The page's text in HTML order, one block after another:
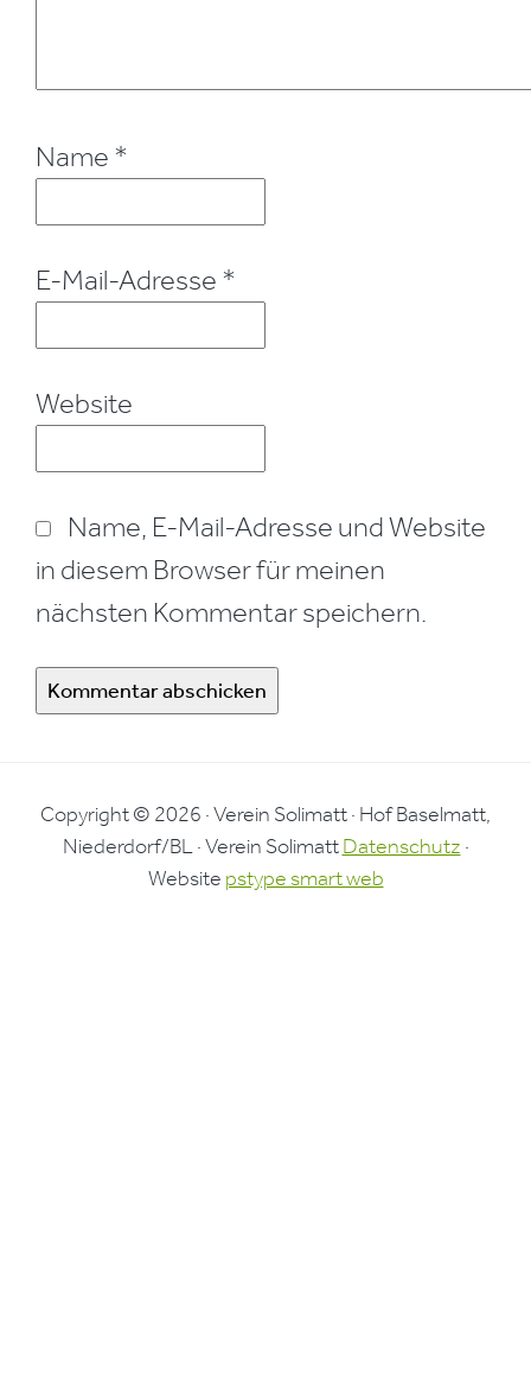
Name *
E-Mail-Adresse *
Website
Name, E-Mail-Adresse und Website
in diesem Browser für meinen
nächsten Kommentar speichern.
Copyright © 2026 · Verein Solimatt · Hof Baselmatt,
Niederdorf/BL · Verein SolimattDatenschutz ·
Website pstype smart web